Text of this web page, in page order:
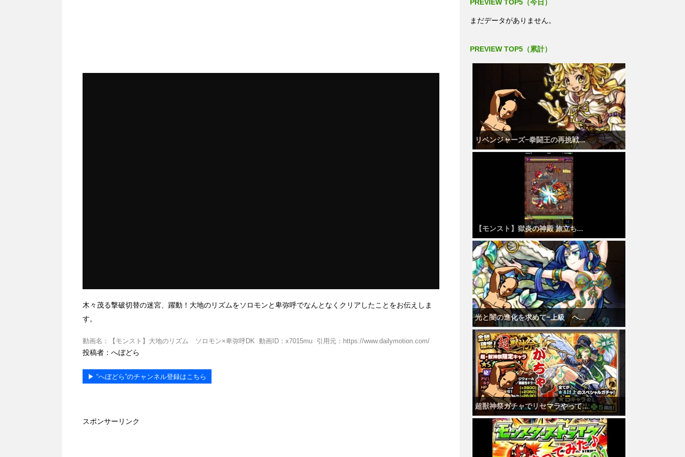
木々茂る撃破切替の迷宮、躍動！大地のリズムをソロモンと卑弥呼でなんとなくクリアしたことをお伝えしま
す。
動画名：【モンスト】大地のリズム ソロモン×卑弥呼DK 動画ID：x7015mu 引用元：https://www.dailymotion.com/
投稿者：へぼどら
▶︎ “へぼどら”のチャンネル登録はこちら
スポンサーリンク
PREVIEW TOP5（今日）
まだデータがありません。
PREVIEW TOP5（累計）
リベンジャーズ−拳闘王の再挑戦...
【モンスト】獄炎の神殿 旅立ち...
光と闇の進化を求めて−上級 ヘ...
超獣神祭ガチャでリセマラやって...